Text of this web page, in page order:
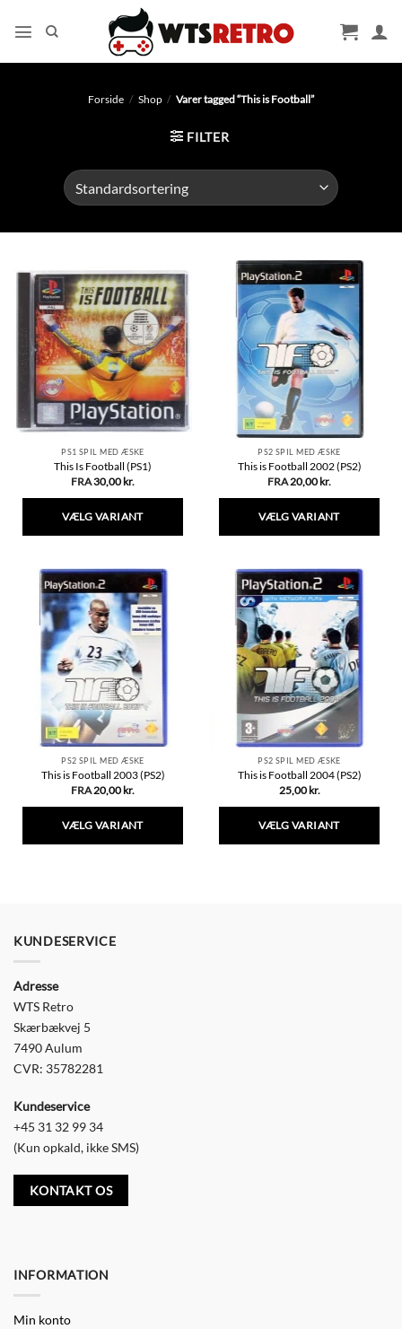
Forside / Shop / Varer tagged “This is Football”
FILTER
PS1 SPIL MED ÆSKE
This Is Football (PS1)
FRA30,00 kr.
VÆLG VARIANT
har
flere
varianter.
Mulighederne
kan
vælges
på
varesiden
PS2 SPIL MED ÆSKE
This is Football 2002 (PS2)
FRA20,00 kr.
VÆLG VARIANT
har
flere
varianter.
Mulighederne
kan
vælges
på
varesiden
PS2 SPIL MED ÆSKE
This is Football 2003 (PS2)
FRA20,00 kr.
VÆLG VARIANT
Mulighederne
PS2 SPIL MED ÆSKE
This is Football 2004 (PS2)
25,00 kr.
VÆLG VARIANT
KUNDESERVICE
Adresse
WTS Retro
Skærbækvej 5
7490 Aulum
CVR: 35782281
Kundeservice
+45 31 32 99 34
(Kun opkald, ikke SMS)
KONTAKT OS
INFORMATION
Min konto